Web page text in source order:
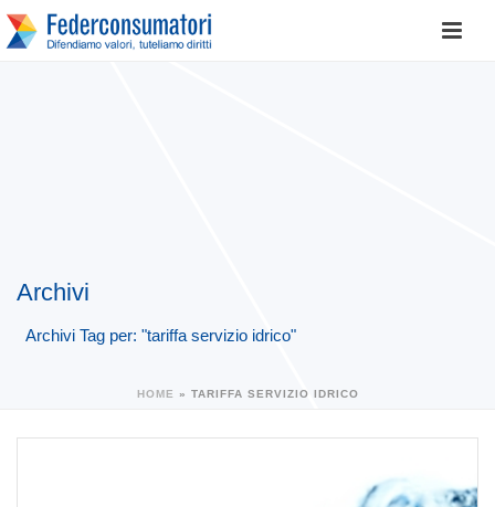
Archivi
Archivi Tag per: "tariffa servizio idrico"
HOME » TARIFFA SERVIZIO IDRICO